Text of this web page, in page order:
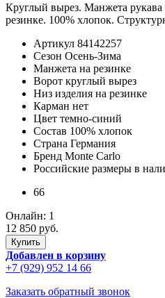
Круглый вырез. Манжета рукава
резинке. 100% хлопок.
Артикул 84142257
Сезон Осень-Зима
Манжета на резинке
Ворот круглый вырез
Низ изделия на резинке
Карман нет
Цвет темно-синий
Состав 100% хлопок
Страна Германия
Бренд Monte Carlo
Российские размеры в
66
Онлайн: 1
12 850 руб.
Добавлен в корзину
+7 (929) 952 14 66
Заказать обратный звонок